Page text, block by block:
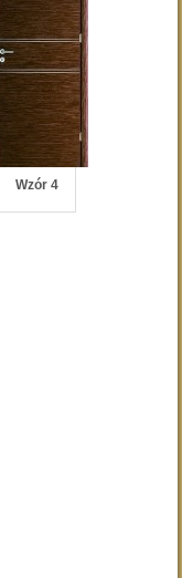
Wzór 4